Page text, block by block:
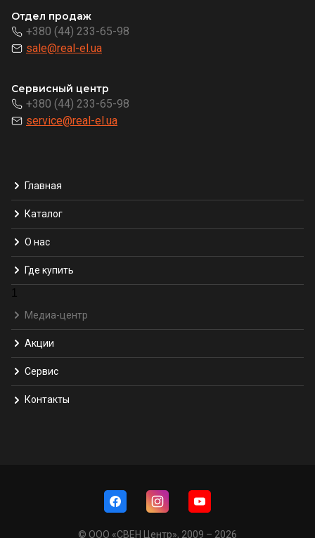
Отдел продаж
+380 (44) 233-65-98
sale@real-el.ua
Сервисный центр
+380 (44) 233-65-98
service@real-el.ua
Главная
Каталог
О нас
Где купить
1
Медиа-центр
Акции
Сервис
Контакты
© ООО «СВЕН Центр», 2009 – 2026